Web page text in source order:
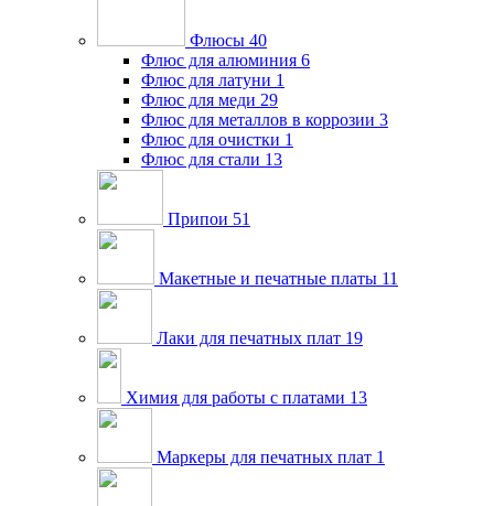
Флюсы 40
Флюс для алюминия 6
Флюс для латуни 1
Флюс для меди 29
Флюс для металлов в коррозии 3
Флюс для очистки 1
Флюс для стали 13
Припои 51
Макетные и печатные платы 11
Лаки для печатных плат 19
Химия для работы с платами 13
Маркеры для печатных плат 1